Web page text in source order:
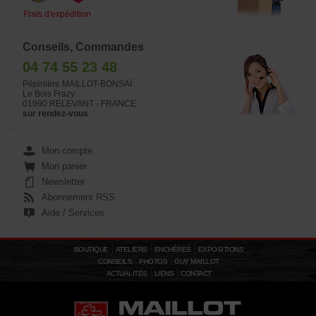
Frais d'expédition
Conseils, Commandes
04 74 55 23 48
Pépinière MAILLOT-BONSAÏ
Le Bois Frazy
01990 RELEVANT - FRANCE
sur rendez-vous
Mon compte
Mon panier
Newsletter
Abonnement RSS
Aide / Services
BOUTIQUE ATELIERS ENCHÈRES
EXPOSITIONS
CONSEILS
PHOTOS
GUY MAILLOT
ACTUALITÉS
LIENS CONTACT